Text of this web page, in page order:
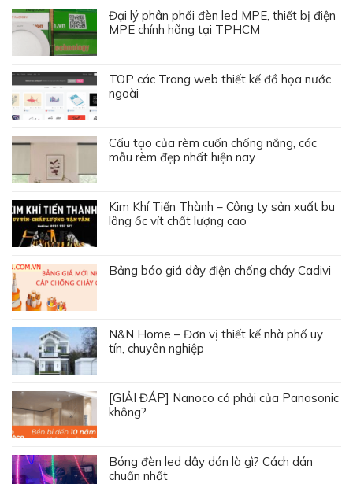
Đại lý phân phối đèn led MPE, thiết bị điện
MPE chính hãng tại TPHCM
TOP các Trang web thiết kế đồ họa nước
ngoài
Cấu tạo của rèm cuốn chống nắng, các
mẫu rèm đẹp nhất hiện nay
Kim Khí Tiến Thành – Công ty sản xuất bu
lông ốc vít chất lượng cao
Bảng báo giá dây điện chống cháy Cadivi
N&N Home – Đơn vị thiết kế nhà phố uy
tín, chuyên nghiệp
[GIẢI ĐÁP] Nanoco có phải của Panasonic
không?
Bóng đèn led dây dán là gì? Cách dán
chuẩn nhất